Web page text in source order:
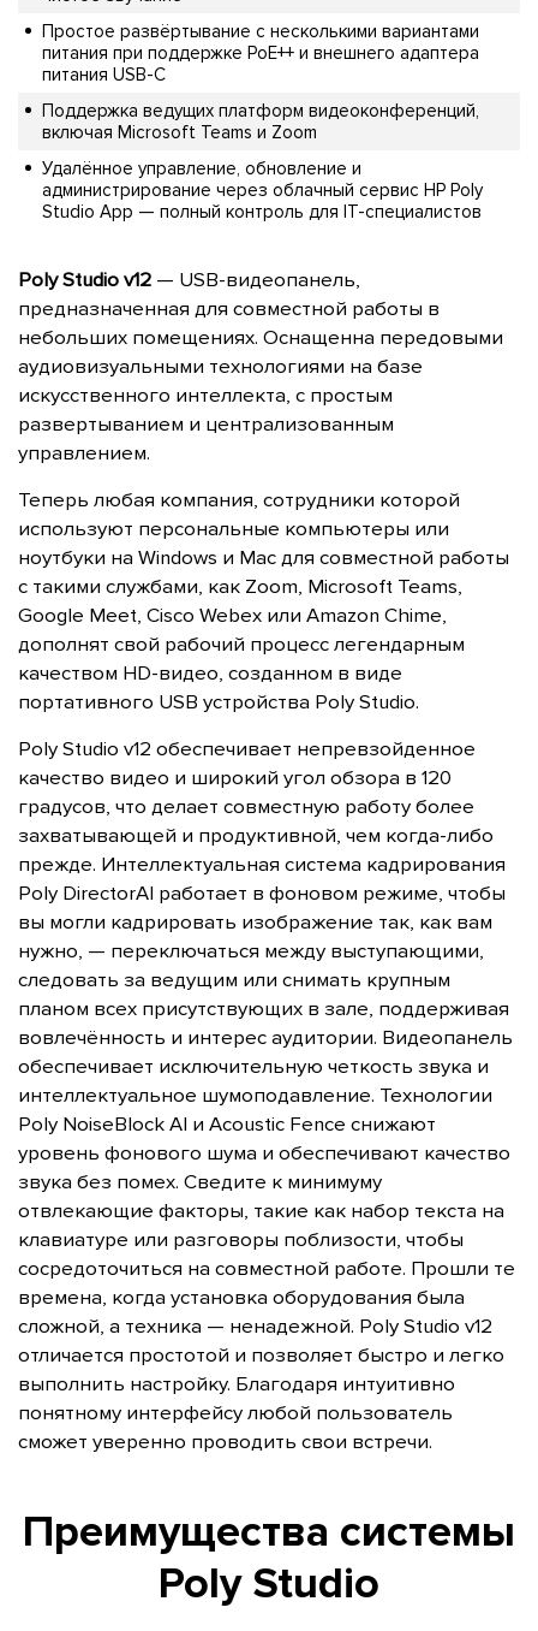
Простое развёртывание с несколькими вариантами
питания при поддержке PoE++ и внешнего адаптера
питания USB-C
Поддержка ведущих платформ видеоконференций,
включая Microsoft Teams и Zoom
Удалённое управление, обновление и
администрирование через облачный сервис HP Poly
Studio App — полный контроль для IT-специалистов
Poly Studio v12 — USB-видеопанель,
предназначенная для совместной работы в
небольших помещениях. Оснащенна передовыми
аудиовизуальными технологиями на базе
искусственного интеллекта, с простым
развертыванием и централизованным
управлением.
Теперь любая компания, сотрудники которой
используют персональные компьютеры или
ноутбуки на Windows и Mac для совместной работы
с такими службами, как Zoom, Microsoft Teams,
Google Meet, Cisco Webex или Amazon Chime,
дополнят свой рабочий процесс легендарным
качеством HD-видео, созданном в виде
портативного USB устройства Poly Studio.
Poly Studio v12 обеспечивает непревзойденное
качество видео и широкий угол обзора в 120
градусов, что делает совместную работу более
захватывающей и продуктивной, чем когда-либо
прежде. Интеллектуальная система кадрирования
Poly DirectorAI работает в фоновом режиме, чтобы
вы могли кадрировать изображение так, как вам
нужно, — переключаться между выступающими,
следовать за ведущим или снимать крупным
планом всех присутствующих в зале, поддерживая
вовлечённость и интерес аудитории. Видеопанель
обеспечивает исключительную четкость звука и
интеллектуальное шумоподавление. Технологии
Poly NoiseBlock AI и Acoustic Fence снижают
уровень фонового шума и обеспечивают качество
звука без помех. Сведите к минимуму
отвлекающие факторы, такие как набор текста на
клавиатуре или разговоры поблизости, чтобы
сосредоточиться на совместной работе. Прошли те
времена, когда установка оборудования была
сложной, а техника — ненадежной. Poly Studio v12
отличается простотой и позволяет быстро и легко
выполнить настройку. Благодаря интуитивно
понятному интерфейсу любой пользователь
сможет уверенно проводить свои встречи.
Преимущества системы
Poly Studio